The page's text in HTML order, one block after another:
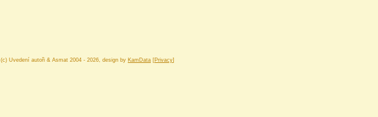
(c) Uvedení autoři & Asmat 2004 - 2026, design by KamData [Privacy]